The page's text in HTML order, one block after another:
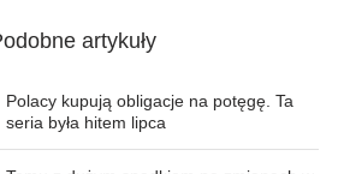
artykuły
Polacy kupują obligacje na potęgę. Ta
seria była hitem lipca